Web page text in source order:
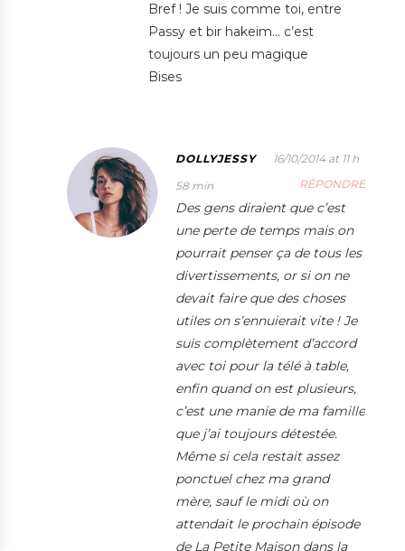
Bref ! Je suis comme toi, entre
Passy et bir hakeim… c’est
toujours un peu magique
Bises
DOLLYJESSY
16/10/2014 at 11 h
58 min
RÉPONDRE
Des gens diraient que c’est
une perte de temps mais on
pourrait penser ça de tous les
divertissements, or si on ne
devait faire que des choses
utiles on s’ennuierait vite ! Je
suis complètement d’accord
avec toi pour la télé à table,
enfin quand on est plusieurs,
c’est une manie de ma famille
que j’ai toujours détestée.
Même si cela restait assez
ponctuel chez ma grand
mère, sauf le midi où on
attendait le prochain épisode
de La Petite Maison dans la